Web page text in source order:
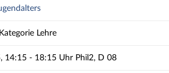
Lehre
14:15 - 18:15 Uhr Phil2, D 08